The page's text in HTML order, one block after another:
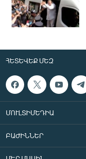
ՀԵՏԵՎԵՔ ՄԵԶ
ՄՈՒԼՏԻՄԵԴԻԱ
ԲԱԺԻՆՆԵՐ